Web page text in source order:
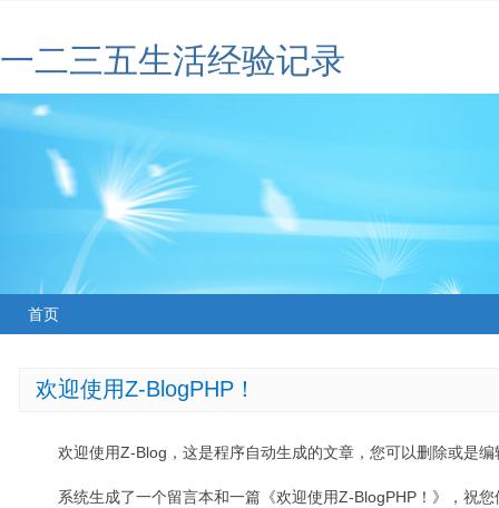
一二三五生活经验记录
首页
欢迎使用Z-BlogPHP！
欢迎使用Z-Blog，这是程序自动生成的文章，您可以删除或是编
系统生成了一个留言本和一篇《欢迎使用Z-BlogPHP！》，祝